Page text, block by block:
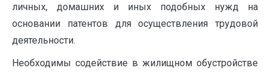
личных, домашних и иных подобных нужд на
основании патентов для осуществления трудовой
деятельности.
Необходимы содействие в жилищном обустройстве